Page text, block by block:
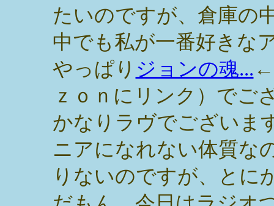
たいのですが、倉庫の
中でも私が一番好きな
やっぱり ジョンの魂... ←
ｚｏｎにリンク）でご
かなりラヴでございま
ニアになれない体質な
りないのですが、とに